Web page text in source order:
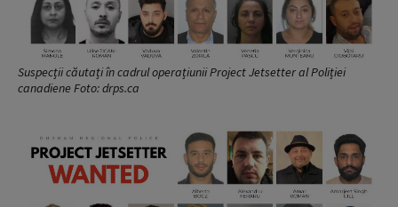
Suspecții căutați în cadrul operațiunii Project Jetsetter al Poliției
canadiene Foto: drps.ca